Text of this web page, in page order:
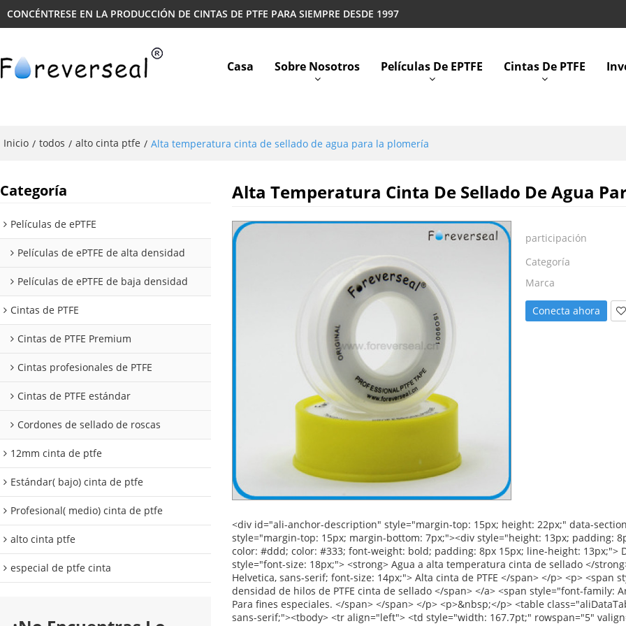
CONCÉNTRESE EN LA PRODUCCIÓN DE CINTAS DE PTFE PARA SIEMPRE DESDE 1997
Casa Sobre Nosotros Películas De EPTFE Cintas De PTFE
Inicio / todos / alto cinta ptfe / Alta temperatura cinta de sellado de agua para la plomería
Categoría
Películas de ePTFE
Películas de ePTFE de alta densidad
Películas de ePTFE de baja densidad
Cintas de PTFE
Cintas de PTFE Premium
Cintas profesionales de PTFE
Cintas de PTFE estándar
Cordones de sellado de roscas
12mm cinta de ptfe
Estándar( bajo) cinta de ptfe
Profesional( medio) cinta de ptfe
alto cinta ptfe
especial de ptfe cinta
Alta Temperatura Cinta De Sellado De Agua
participación
Categoría
Marca
Conecta ahora
<div id="ali-anchor-description" style="margin-top: 15px; height: 22px;" data-section="description">&nbsp;</div> <div id="ali-title-description" style="margin-top: 15px; margin-bottom: 7px;"><div style="height: 13px; padding: 8px 0; border-bottom: 1px solid #ddd;"> <span style="background-color: #ddd; color: #333; font-weight: bold; padding: 8px 15px; line-height: 13px;"> Descripción del producto </span> </div></div> <p> <span style="font-size: 18px;"> <strong> Agua a alta temperatura cinta de sellado </strong> </span> </p> <p> <span style="font-family: Verdana, Arial, Helvetica, sans-serif; font-size: 14px;"> Alta cinta de PTFE </span> </p> <p> <span style="font-size: 14px;"> <a> <span style="font-family: Arial;"> Alta densidad de hilos de PTFE cinta de sellado </span> </a> <span style="font-family: Arial;"> Para su uso en sistemas de alta presión </span> <span> , Para fines especiales. </span> </span> </p> <p>&nbsp;</p> <table class="aliDataTable" style="width: 426.1pt; font-family: Verdana, Arial, Helvetica, sans-serif;"><tbody> <tr align="left"> <td style="width: 167.7pt;" rowspan="5" valign="center"><p> <strong> <span style="font-family: Arial; font-size: 12pt;"> Pliego de condiciones: </span> </strong> </p></td> <td style="width: 258.4pt;" valign="top"><p> <span style="font-family: Arial; font-size: 12pt;"> Ancho: </span> <span style="font-family: Arial; font-size: 12pt;"> 12mm 19mm 25mm </span> </p></td> </tr> <tr align="left"><td style="width: 258.4pt;" valign="top"><p> <span style="font-family: Arial; font-size: 12pt;"> Espesor: </span> <span style="font-family: Arial; font-size: 12pt;"> 0.075mm 0.1mm 0.2mm </span> </p></td></tr> <tr align="left"><td style="width: 258.4pt;" valign="top"><p> <span style="font-family: Arial; font-size: 12pt;"> Longitud: </span> <span style="font-family: Arial; font-size: 12pt;"> 8 M-50 m </span> </p></td></tr> <tr align="left"><td style="width: 258.4pt;" valign="top"><p> <span style="font-family: Arial; font-size: 12pt;"> Densidad: </span> <span style="font-family: Arial; font-size: 12pt;"> 0.6g/cm3 -- 1.8g/cm3 </span> </p></td></tr> <tr align="left"><td style="width: 258.4pt;" valign="top"><p> <span style="font-family: Arial; font-size: 12pt;"> De acuerdo a las peticiones del cliente </span> </p></td></tr> <tr align="left"> <td style="width: 167.7pt;" valign="top"><p> <strong> <span style="font-family: Arial; font-size: 12pt;"> Color: </span> </strong> </p></td> <td style="width: 258.4pt;" valign="top"><p> <span style="font-size: 12pt;"> Blanco </span> </p></td> </tr> <tr align="left"> <td style="width: 167.7pt;" valign="top"><p> <strong> <span style="font-family: Arial; font-size: 12pt;"> Entrega: </span> </strong> </p></td> <td style="width: 258.4pt;" valign="top"><p> <span style="font-family: Arial; font-size: 12pt;"> 30 días después de recibir pago por adelantado del 30% </span> </p></td> </tr> <tr align="left"> <td style="width: 167.7pt;" rowspan="4" valign="center"><p> <strong> <span style="font-family: Arial; font-size: 12pt;"> Detalles del embalaje: </span> </strong> </p></td> <td style="width: 258.4pt;" valign="top"><p> <span style="font-family: Arial; font-size: 12pt;"> 1.10 unids/contracción o 10 unids/caja </span> </p></td> </tr> <tr align="left"><td style="width: 258.4pt;" valign="top"><p> <span style="font-family: Arial; font-size: 12pt;"> 2. innerbox: 48 unids/caja o 100 unids/caja o 250 unids/caja </span> </p></td></tr> <tr align="left"><td style="width: 258.4pt;" valign="top"><p> <span style="font-family: Arial; font-size: 12pt;"> 3. Outer cartón: 500 unids/ctn o 1000 unids/ctn </span> </p></td></tr> <tr align="left"><td style="width: 258.4pt;" valign="top"><p> <span style="font-family: Arial; font-size: 12pt;"> De acuerdo a las peticiones del cliente </span> </p></td></tr> <tr align="left"> <td style="width: 167.7pt;" valign="top"><p> <strong> <span style="font-family: Arial; font-size: 12pt;"> Puerto:: </span> </strong> </p></td> <td style="width: 258.4pt;" valign="top"><p> <span style="font-size: 12pt;"> Shanghai/ningbo </span> </p></td> </tr> </tbody></table> <p>&nbsp;</p> <p><img src="http://i03.i.aliimg.com/simg/single/icon/placeholder_100x100.png" data-src="http://g02.s.alicdn.com/kf/HT1HjwDFOFdXXagOFbXC/200307087/HT1HjwDFOFdXXagOFbXC.jpg" data-alt="Alta temperatura cinta de sellado de agua para la plomería" ori-width="600" ori-height="600" /> <noscript><img src="http://g02.s.alicdn.com/kf/HT1HjwDFOFdXXagOFbXC/200307087/HT1HjwDFOFdXXagOFbXC.jpg" alt="Alta temperatura cinta de sellado de agua para la plomería" ori-width="600" ori-height="600"></noscript> <img src="http://i03.i.aliimg.com/simg/single/icon/placeholder_100x100.png" data-src="http://g01.s.alicdn.com/kf/HT1liVDFFBdXXagOFbXz/200307087/HT1liVDFFBdXXagOFbXz.jpg" data-alt="Alta temperatura cinta de sellado de agua para la plomería" ori-width="600" ori-height="600" /> <noscript><img src="http://g01.s.alicdn.com/kf/HT1liVDFFBdXXagOFbXz/200307087/HT1liVDFFBdXXagOFbXz.jpg" alt="Alta temperatura cinta de sellado de agua para la plomería" ori-width="600" ori-height="600"></noscript> </p> <p>&nbsp;</p> <p><img src="http://i03.i.aliimg.com/simg/single/icon/placeholder_100x100.png" data-src="http://g04.s.alicdn.com/kf/HT1NzWfFH8eXXagOFbXK/200307087/HT1NzWfFH8eXXagOFbXK.jpg" data-alt="Alta temperatura cinta de sellado de agua para la plomería" ori-width="600" ori-height="600" /> <noscript><img src="http://g04.s.alicdn.com/kf/HT1NzWfFH8eXXagOFbXK/200307087/HT1NzWfFH8eXXagOFbXK.jpg" alt="Alta temperatura cinta de sellado de agua para la plomería" ori-width="600" ori-height="600"></noscript> </p> <div id="ali-